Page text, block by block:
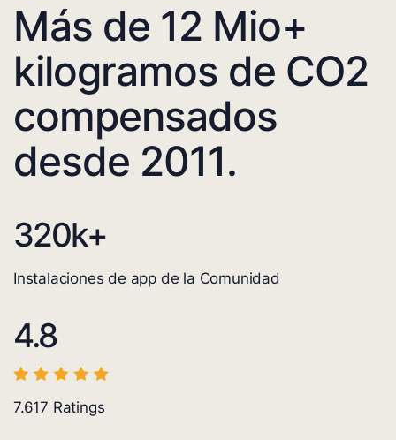
Más de 12 Mio+
kilogramos de CO2
compensados
desde 2011.
320k+
Instalaciones de app de la Comunidad
4.8
7.617 Ratings